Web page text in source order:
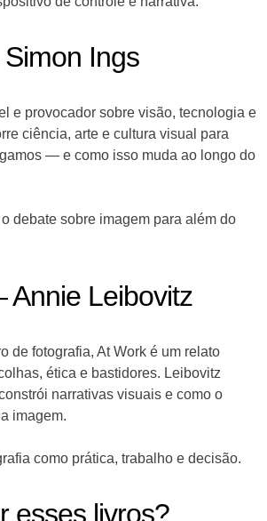
Ings
e provocador sobre visão, tecnologia e
ciência, arte e cultura visual para
— e como isso muda ao longo do
debate sobre imagem para além do
Leibovitz
de fotografia, At Work é um relato
ética e bastidores. Leibovitz
narrativas visuais e como o
imagem.
como prática, trabalho e decisão.
esses livros?